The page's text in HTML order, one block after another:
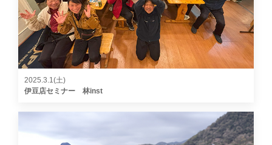
2025.3.1(土)
伊豆店セミナー 林inst